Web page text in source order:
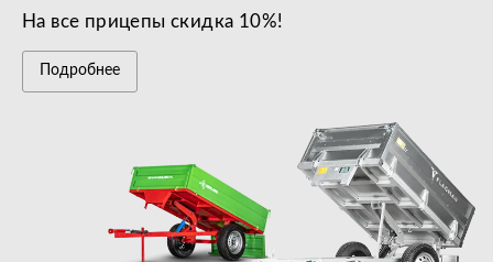
На все прицепы скидка 10%!
Подробнее